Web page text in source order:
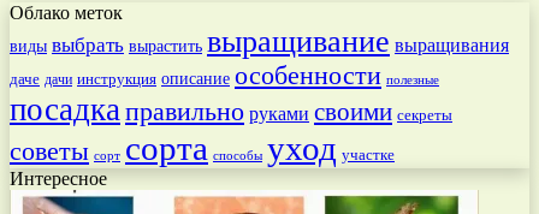
Облако меток
виды выбрать вырастить выращивание выращивания
даче дачи инструкция описание особенности полезные
посадка правильно руками своими секреты
советы сорт сорта способы уход участке
Интересное